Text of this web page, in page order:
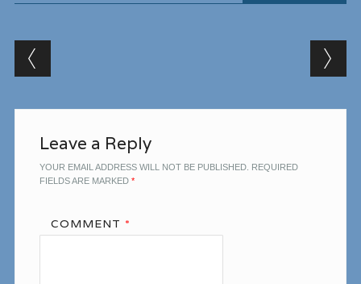
Post navigation
Leave a Reply
YOUR EMAIL ADDRESS WILL NOT BE PUBLISHED. REQUIRED
FIELDS ARE MARKED *
COMMENT *